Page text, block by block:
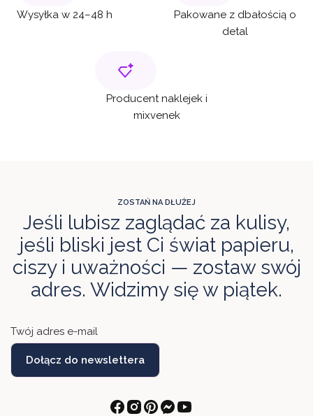
Wysyłka w 24–48 h
Pakowane z dbałością o
detal
Producent naklejek i
mixvenek
ZOSTAŃ NA DŁUŻEJ
Jeśli lubisz zaglądać za kulisy,
jeśli bliski jest Ci świat papieru,
ciszy i uważności — zostaw swój
adres. Widzimy się w piątek.
Twój adres e-mail
Dołącz do newslettera